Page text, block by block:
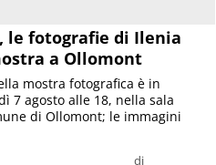
le fotografie di Ilenia
a Ollomont
di
mostra fotografica è in
7 agosto alle 18, nella sala
di Ollomont; le immagini